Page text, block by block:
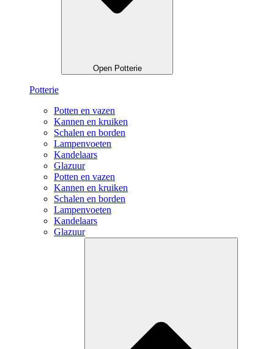
Open Potterie
Potterie
Potten en vazen
Kannen en kruiken
Schalen en borden
Lampenvoeten
Kandelaars
Glazuur
Potten en vazen
Kannen en kruiken
Schalen en borden
Lampenvoeten
Kandelaars
Glazuur